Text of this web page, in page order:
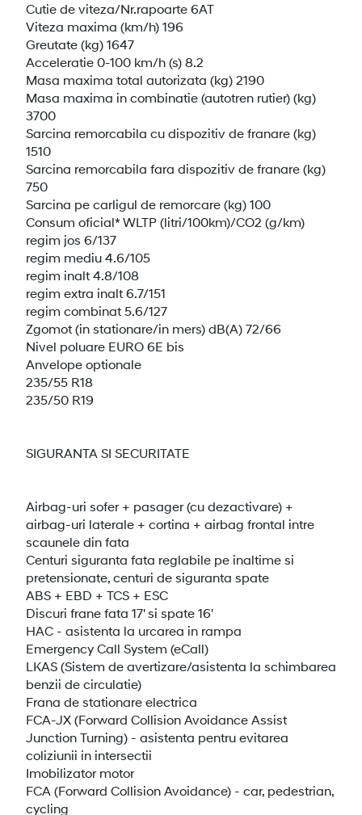
Cutie de viteza/Nr.rapoarte 6AT
Viteza maxima (km/h) 196
Greutate (kg) 1647
Acceleratie 0-100 km/h (s) 8.2
Masa maxima total autorizata (kg) 2190
Masa maxima in combinatie (autotren rutier) (kg)
3700
Sarcina remorcabila cu dispozitiv de franare (kg)
1510
Sarcina remorcabila fara dispozitiv de franare (kg)
750
Sarcina pe carligul de remorcare (kg) 100
Consum oficial* WLTP (litri/100km)/CO2 (g/km)
regim jos 6/137
regim mediu 4.6/105
regim inalt 4.8/108
regim extra inalt 6.7/151
regim combinat 5.6/127
Zgomot (in stationare/in mers) dB(A) 72/66
Nivel poluare EURO 6E bis
Anvelope optionale
235/55 R18
235/50 R19
SIGURANTA SI SECURITATE
Airbag-uri sofer + pasager (cu dezactivare) +
airbag-uri laterale + cortina + airbag frontal intre
scaunele din fata
Centuri siguranta fata reglabile pe inaltime si
pretensionate, centuri de siguranta spate
ABS + EBD + TCS + ESC
Discuri frane fata 17' si spate 16'
HAC - asistenta la urcarea in rampa
Emergency Call System (eCall)
LKAS (Sistem de avertizare/asistenta la schimbarea
benzii de circulatie)
Frana de stationare electrica
FCA-JX (Forward Collision Avoidance Assist
Junction Turning) - asistenta pentru evitarea
coliziunii in intersectii
Imobilizator motor
FCA (Forward Collision Avoidance) - car, pedestrian,
cycling